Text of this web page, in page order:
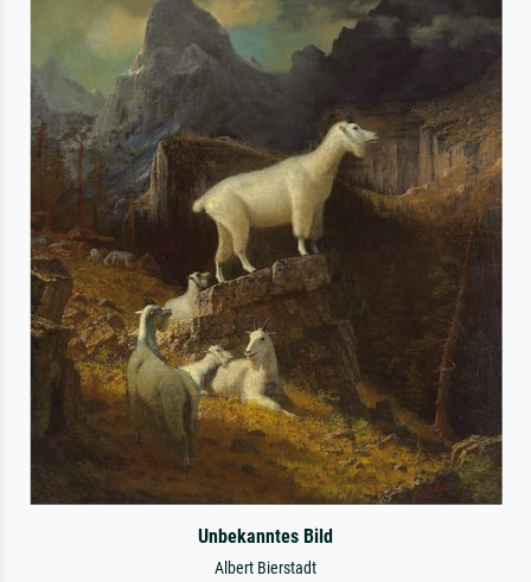
Unbekanntes Bild
Albert Bierstadt